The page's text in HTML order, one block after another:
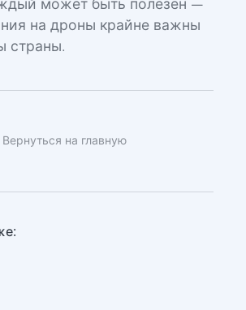
может быть полезен —
на дроны крайне важны
страны.
Вернуться на главную